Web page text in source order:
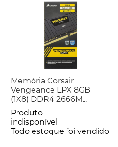
Memória Corsair
Vengeance LPX 8GB
(1X8) DDR4 2666M...
Produto
indisponível
Todo estoque foi vendido